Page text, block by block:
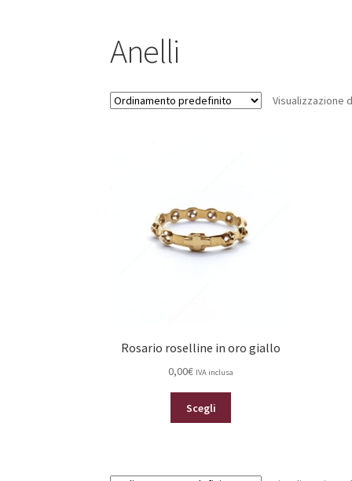
Anelli
Visualizzazione
Rosario roselline in oro giallo
0,00€ IVA inclusa
Scegli